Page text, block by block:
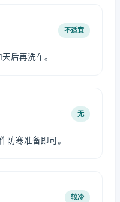
不适宜
后再洗车。
无
防寒准备即可。
较冷